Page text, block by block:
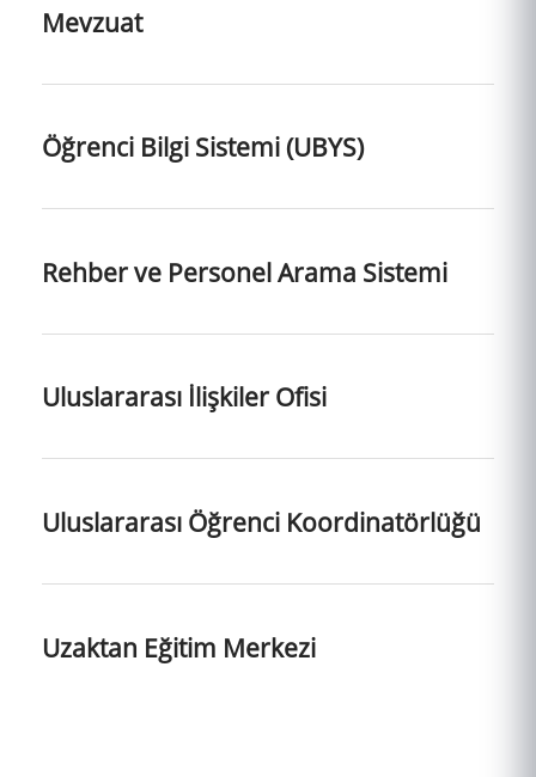
Mevzuat
Öğrenci Bilgi Sistemi (UBYS)
Rehber ve Personel Arama Sistemi
Uluslararası İlişkiler Ofisi
Uluslararası Öğrenci Koordinatörlüğü
Uzaktan Eğitim Merkezi